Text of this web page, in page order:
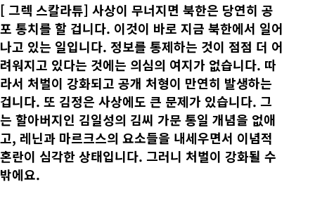
[ 그렉 스칼라튜] 사상이 무너지면 북한은 당연히 공
포 통치를 할 겁니다. 이것이 바로 지금 북한에서 일어
나고 있는 일입니다. 정보를 통제하는 것이 점점 더 어
려워지고 있다는 것에는 의심의 여지가 없습니다. 따
라서 처벌이 강화되고 공개 처형이 만연히 발생하는
겁니다. 또 김정은 사상에도 큰 문제가 있습니다. 그
는 할아버지인 김일성의 김씨 가문 통일 개념을 없애
고, 레닌과 마르크스의 요소들을 내세우면서 이념적
혼란이 심각한 상태입니다. 그러니 처벌이 강화될 수
밖에요.